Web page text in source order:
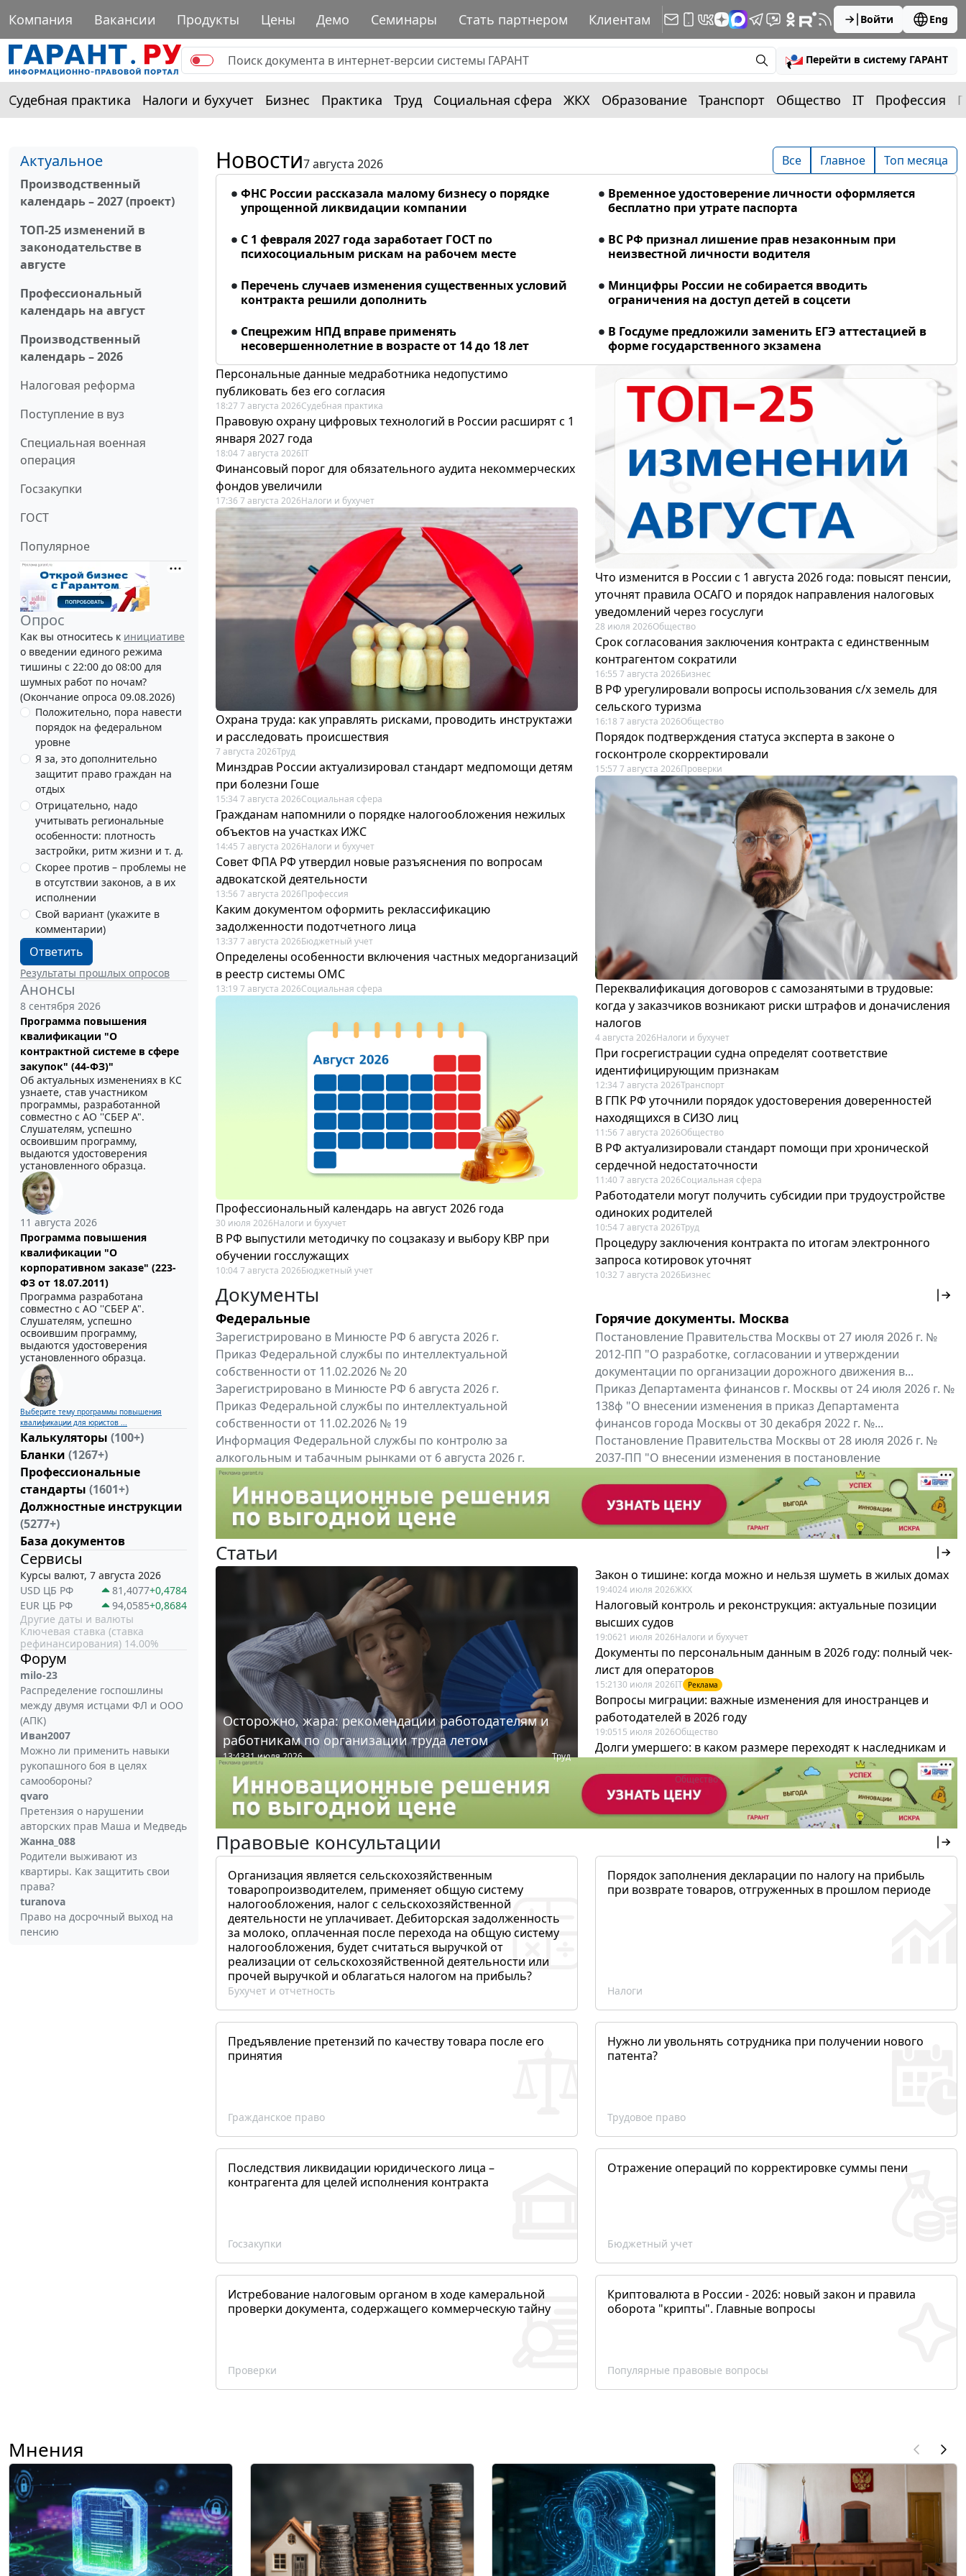
Компания Вакансии Продукты Цены Демо Семинары Стать партнером Клиентам Войти Eng
Перейти в систему ГАРАНТ
Судебная практика Налоги и бухучет Бизнес Практика Труд Социальная сфера ЖКХ Образование Транспорт Общество IT Профессия
Актуальное
Производственный
календарь – 2027 (проект)
ТОП-25 изменений в
законодательстве в
августе
Профессиональный
календарь на август
Производственный
календарь – 2026
Налоговая реформа
Поступление в вуз
Специальная военная
операция
Госзакупки
ГОСТ
Популярное
Опрос
Как вы относитесь к инициативе
о введении единого режима
тишины с 22:00 до 08:00 для
шумных работ по ночам?
(Окончание опроса 09.08.2026)
Положительно, пора навести
порядок на федеральном
уровне
Я за, это дополнительно
защитит право граждан на
отдых
Отрицательно, надо
учитывать региональные
особенности: плотность
застройки, ритм жизни и т. д.
Скорее против – проблемы не
в отсутствии законов, а в их
исполнении
Свой вариант (укажите в
комментарии)
Ответить
Результаты прошлых опросов
Анонсы
8 сентября 2026
Программа повышения
квалификации "О
контрактной системе в сфере
закупок" (44-ФЗ)"
Об актуальных изменениях в КС
узнаете, став участником
программы, разработанной
совместно с АО ''СБЕР А".
Слушателям, успешно
освоившим программу,
выдаются удостоверения
установленного образца.
11 августа 2026
Программа повышения
квалификации "О
корпоративном заказе" (223-
ФЗ от 18.07.2011)
Программа разработана
совместно с АО ''СБЕР А".
Слушателям, успешно
освоившим программу,
выдаются удостоверения
установленного образца.
Выберите тему программы повышения
квалификации для юристов ...
Калькуляторы (100+)
Бланки (1267+)
Профессиональные
стандарты (1601+)
Должностные инструкции
(5277+)
База документов
Сервисы
Курсы валют, 7 августа 2026
USD ЦБ РФ
81,4077+0,4784
EUR ЦБ РФ
94,0585+0,8684
Другие даты и валюты
Ключевая ставка (ставка
рефинансирования) 14.00%
Форум
milo-23
Распределение госпошлины
между двумя истцами ФЛ и ООО
(АПК)
Иван2007
Можно ли применить навыки
рукопашного боя в целях
самообороны?
qvaro
Претензия о нарушении
авторских прав Маша и Медведь
Жанна_088
Родители выживают из
квартиры. Как защитить свои
права?
turanova
Право на досрочный выход на
пенсию
Новости7 августа 2026 Все Главное Топ месяца
ФНС России рассказала малому бизнесу о порядке
упрощенной ликвидации компании
Временное удостоверение личности оформляется
бесплатно при утрате паспорта
С 1 февраля 2027 года заработает ГОСТ по
психосоциальным рискам на рабочем месте
ВС РФ признал лишение прав незаконным при
неизвестной личности водителя
Перечень случаев изменения существенных условий
контракта решили дополнить
Минцифры России не собирается вводить
ограничения на доступ детей в соцсети
Спецрежим НПД вправе применять
несовершеннолетние в возрасте от 14 до 18 лет
В Госдуме предложили заменить ЕГЭ аттестацией в
форме государственного экзамена
Персональные данные медработника недопустимо
публиковать без его согласия
18:27 7 августа 2026Судебная практика
Правовую охрану цифровых технологий в России расширят с 1
января 2027 года
18:04 7 августа 2026IT
Финансовый порог для обязательного аудита некоммерческих
фондов увеличили
17:36 7 августа 2026Налоги и бухучет
Охрана труда: как управлять рисками, проводить инструктажи
и расследовать происшествия
7 августа 2026Труд
Минздрав России актуализировал стандарт медпомощи детям
при болезни Гоше
15:34 7 августа 2026Социальная сфера
Гражданам напомнили о порядке налогообложения нежилых
объектов на участках ИЖС
14:45 7 августа 2026Налоги и бухучет
Совет ФПА РФ утвердил новые разъяснения по вопросам
адвокатской деятельности
13:56 7 августа 2026Профессия
Каким документом оформить реклассификацию
задолженности подотчетного лица
13:37 7 августа 2026Бюджетный учет
Определены особенности включения частных медорганизаций
в реестр системы ОМС
13:19 7 августа 2026Социальная сфера
Профессиональный календарь на август 2026 года
30 июля 2026Налоги и бухучет
В РФ выпустили методичку по соцзаказу и выбору КВР при
обучении госслужащих
10:04 7 августа 2026Бюджетный учет
Что изменится в России с 1 августа 2026 года: повысят пенсии,
уточнят правила ОСАГО и порядок направления налоговых
уведомлений через госуслуги
28 июля 2026Общество
Срок согласования заключения контракта с единственным
контрагентом сократили
16:55 7 августа 2026Бизнес
В РФ урегулировали вопросы использования с/х земель для
сельского туризма
16:18 7 августа 2026Общество
Порядок подтверждения статуса эксперта в законе о
госконтроле скорректировали
15:57 7 августа 2026Проверки
Переквалификация договоров с самозанятыми в трудовые:
когда у заказчиков возникают риски штрафов и доначисления
налогов
4 августа 2026Налоги и бухучет
При госрегистрации судна определят соответствие
идентифицирующим признакам
12:34 7 августа 2026Транспорт
В ГПК РФ уточнили порядок удостоверения доверенностей
находящихся в СИЗО лиц
11:56 7 августа 2026Общество
В РФ актуализировали стандарт помощи при хронической
сердечной недостаточности
11:40 7 августа 2026Социальная сфера
Работодатели могут получить субсидии при трудоустройстве
одиноких родителей
10:54 7 августа 2026Труд
Процедуру заключения контракта по итогам электронного
запроса котировок уточнят
10:32 7 августа 2026Бизнес
Документы
Федеральные
Зарегистрировано в Минюсте РФ 6 августа 2026 г.
Приказ Федеральной службы по интеллектуальной
собственности от 11.02.2026 № 20
Зарегистрировано в Минюсте РФ 6 августа 2026 г.
Приказ Федеральной службы по интеллектуальной
собственности от 11.02.2026 № 19
Информация Федеральной службы по контролю за
алкогольным и табачным рынками от 6 августа 2026 г.
"Вниманию производителей и импортёров алкогольной...
Все федеральные документы
Горячие документы. Москва
Постановление Правительства Москвы от 27 июля 2026 г. №
2012-ПП "О разработке, согласовании и утверждении
документации по организации дорожного движения в...
Приказ Департамента финансов г. Москвы от 24 июля 2026 г. №
138ф "О внесении изменения в приказ Департамента
финансов города Москвы от 30 декабря 2022 г. №...
Постановление Правительства Москвы от 28 июля 2026 г. №
2037-ПП "О внесении изменения в постановление
Правительства Москвы от 26 июля 2011 г. № 334-ПП"
Все региональные документы Мой регион ...
Статьи
Осторожно, жара: рекомендации работодателям и
работникам по организации труда летом
13:4331 июля 2026 Труд
Закон о тишине: когда можно и нельзя шуметь в жилых домах
19:4024 июля 2026ЖКХ
Налоговый контроль и реконструкция: актуальные позиции
высших судов
19:0621 июля 2026Налоги и бухучет
Документы по персональным данным в 2026 году: полный чек-
лист для операторов
15:21 30 июля 2026IT Реклама
Вопросы миграции: важные изменения для иностранцев и
работодателей в 2026 году
19:0515 июля 2026Общество
Долги умершего: в каком размере переходят к наследникам и
19:43 Общество
Правовые консультации
Организация является сельскохозяйственным
товаропроизводителем, применяет общую систему
налогообложения, налог с сельскохозяйственной
деятельности не уплачивает. Дебиторская задолженность
за молоко, оплаченная после перехода на общую систему
налогообложения, будет считаться выручкой от
реализации от сельскохозяйственной деятельности или
прочей выручкой и облагаться налогом на прибыль?
Бухучет и отчетность
Порядок заполнения декларации по налогу на прибыль
при возврате товаров, отгруженных в прошлом периоде
Налоги
Предъявление претензий по качеству товара после его
принятия
Гражданское право
Нужно ли увольнять сотрудника при получении нового
патента?
Трудовое право
Последствия ликвидации юридического лица –
контрагента для целей исполнения контракта
Госзакупки
Отражение операций по корректировке суммы пени
Бюджетный учет
Истребование налоговым органом в ходе камеральной
проверки документа, содержащего коммерческую тайну
Проверки
Криптовалюта в России - 2026: новый закон и правила
оборота "крипты". Главные вопросы
Популярные правовые вопросы
Мнения